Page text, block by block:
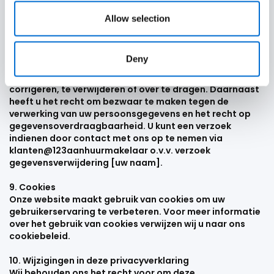
Allow selection
Deny
Wij nemen passende technische en organisatorische
maatregelen om uw persoonsgegevens te beschermen
misbruik.
U heeft het recht om uw persoonsgegevens te
corrigeren, te verwijderen of over te dragen. Daarnaast
heeft u het recht om bezwaar te maken tegen de
verwerking van uw persoonsgegevens en het recht op
gegevensoverdraagbaarheid. U kunt een verzoek
indienen door contact met ons op te nemen via
klanten@123aanhuurmakelaar o.v.v. verzoek
gegevensverwijdering [uw naam].
9. Cookies
Onze website maakt gebruik van cookies om uw
gebruikerservaring te verbeteren. Voor meer informatie
over het gebruik van cookies verwijzen wij u naar ons
cookiebeleid.
10. Wijzigingen in deze privacyverklaring